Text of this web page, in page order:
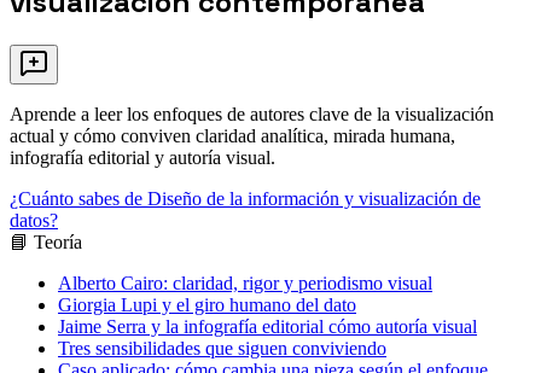
Aprende a leer los enfoques de autores clave de la visualización
actual y cómo conviven claridad analítica, mirada humana,
infografía editorial y autoría visual.
¿Cuánto sabes de Diseño de la información y visualización de
datos?
📘 Teoría
Alberto Cairo: claridad, rigor y periodismo visual
Giorgia Lupi y el giro humano del dato
Jaime Serra y la infografía editorial cómo autoría visual
Tres sensibilidades que siguen conviviendo